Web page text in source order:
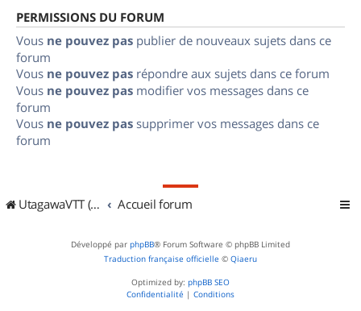
PERMISSIONS DU FORUM
Vous ne pouvez pas publier de nouveaux sujets dans ce
forum
Vous ne pouvez pas répondre aux sujets dans ce forum
Vous ne pouvez pas modifier vos messages dans ce
forum
Vous ne pouvez pas supprimer vos messages dans ce
forum
UtagawaVTT (Randos VTT et VTTAE avec traces GPS) Accueil forum
Développé par phpBB® Forum Software © phpBB Limited
Traduction française officielle © Qiaeru
Optimized by: phpBB SEO
Confidentialité | Conditions